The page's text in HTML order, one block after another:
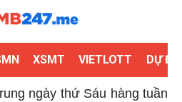
ngày thứ Sáu hàng tuần